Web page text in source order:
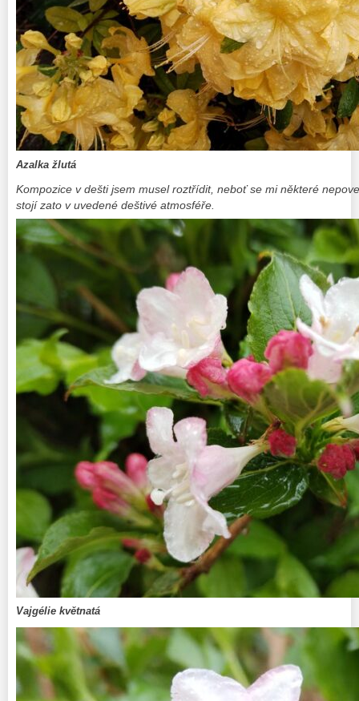
Azalka žlutá
Kompozice v dešti jsem musel roztřídit, neboť se mi některé
stojí zato v uvedené deštivé atmosféře.
Vajgélie květnatá